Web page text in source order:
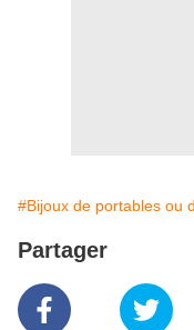
#Bijoux de portables ou
Partager